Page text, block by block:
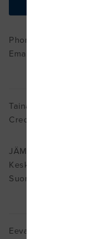
Phone : +0445734236
Email:
Taina Hakanen
Cred. MDT
JÄMSÄ
Keski-Suomi 42100
Suomi
Eeva Hakoniemi